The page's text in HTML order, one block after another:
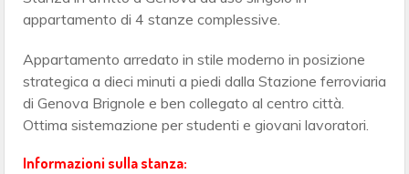
appartamento di 4 stanze complessive.
Appartamento arredato in stile moderno in posizione
strategica a dieci minuti a piedi dalla Stazione ferroviaria
di Genova Brignole e ben collegato al centro città.
Ottima sistemazione per studenti e giovani lavoratori.
Informazioni sulla stanza: